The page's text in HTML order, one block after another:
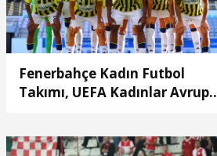
Fenerbahçe Kadın Futbol
Takımı, UEFA Kadınlar Avrupa